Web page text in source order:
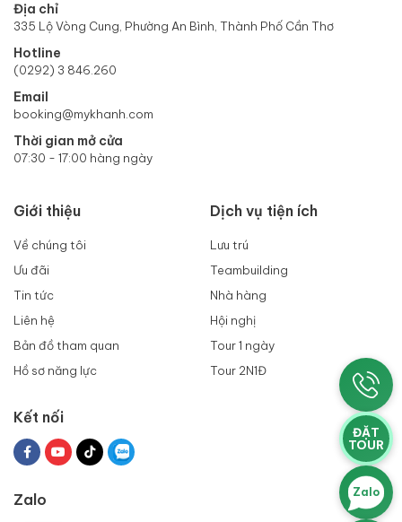
Địa chỉ
335 Lộ Vòng Cung, Phường An Bình, Thành Phố Cần Thơ
Hotline
(0292) 3 846.260
Email
booking@mykhanh.com
Thời gian mở cửa
07:30 - 17:00 hàng ngày
Giới thiệu
Về chúng tôi
Ưu đãi
Tin tức
Liên hệ
Bản đồ tham quan
Hồ sơ năng lực
Dịch vụ tiện ích
Lưu trú
Teambuilding
Nhà hàng
Hội nghị
Tour 1 ngày
Tour 2N1Đ
Kết nối
Zalo
ĐẶT
TOUR
Zalo